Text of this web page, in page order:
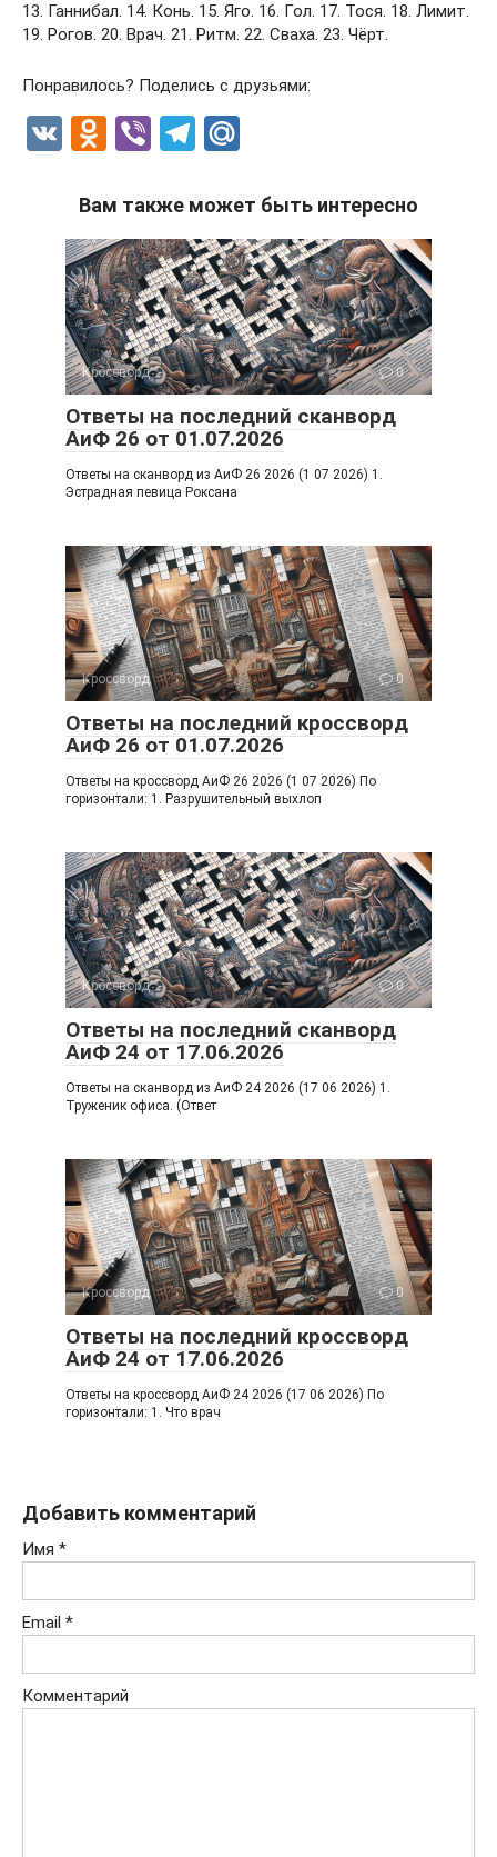
13. Ганнибал. 14. Конь. 15. Яго. 16. Гол. 17. Тося. 18. Лимит.
19. Рогов. 20. Врач. 21. Ритм. 22. Сваха. 23. Чёрт.
Понравилось? Поделись с друзьями:
V
O
n
o
kl
a
ss
ni
ki
Vi
er
T
e
gr
a
m
.R
u
Вам также может быть интересно
Кроссворд 0
Ответы на последний сканворд
АиФ 26 от 01.07.2026
Ответы на сканворд из АиФ 26 2026 (1 07 2026) 1.
Эстрадная певица Роксана
Кроссворд 0
Ответы на последний кроссворд
АиФ 26 от 01.07.2026
Ответы на кроссворд АиФ 26 2026 (1 07 2026) По
горизонтали: 1. Разрушительный выхлоп
Кроссворд 0
Ответы на последний сканворд
АиФ 24 от 17.06.2026
Ответы на сканворд из АиФ 24 2026 (17 06 2026) 1.
Труженик офиса. (Ответ
Кроссворд 0
Ответы на последний кроссворд
АиФ 24 от 17.06.2026
Ответы на кроссворд АиФ 24 2026 (17 06 2026) По
горизонтали: 1. Что врач
Добавить комментарий
Имя *
Email *
Комментарий